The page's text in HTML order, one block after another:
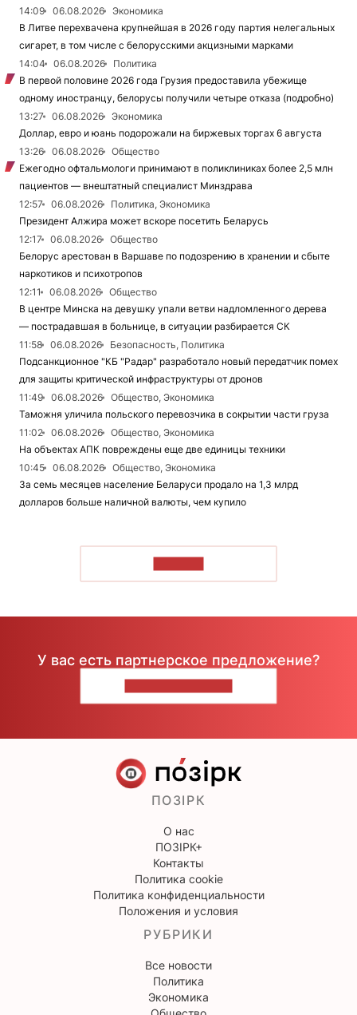
14:09
06.08.2026
Экономика
В Литве перехвачена крупнейшая в 2026 году партия нелегальных
сигарет, в том числе с белорусскими акцизными марками
14:04
06.08.2026
Политика
В первой половине 2026 года Грузия предоставила убежище
одному иностранцу, белорусы получили четыре отказа (подробно)
13:27
06.08.2026
Экономика
Доллар, евро и юань подорожали на биржевых торгах 6 августа
13:26
06.08.2026
Общество
Ежегодно офтальмологи принимают в поликлиниках более 2,5 млн
пациентов — внештатный специалист Минздрава
12:57
06.08.2026
Политика, Экономика
Президент Алжира может вскоре посетить Беларусь
12:17
06.08.2026
Общество
Белорус арестован в Варшаве по подозрению в хранении и сбыте
наркотиков и психотропов
12:11
06.08.2026
Общество
В центре Минска на девушку упали ветви надломленного дерева
— пострадавшая в больнице, в ситуации разбирается СК
11:58
06.08.2026
Безопасность, Политика
Подсанкционное "КБ "Радар" разработало новый передатчик помех
для защиты критической инфраструктуры от дронов
11:49
06.08.2026
Общество, Экономика
Таможня уличила польского перевозчика в сокрытии части груза
11:02
06.08.2026
Общество, Экономика
На объектах АПК повреждены еще две единицы техники
10:45
06.08.2026
Общество, Экономика
За семь месяцев население Беларуси продало на 1,3 млрд
долларов больше наличной валюты, чем купило
У вас есть партнерское предложение?
ПОЗІРК
О нас
ПОЗІРК+
Контакты
Политика cookie
Политика конфиденциальности
Положения и условия
РУБРИКИ
Все новости
Политика
Экономика